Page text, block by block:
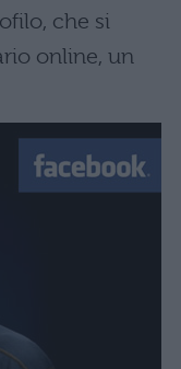
che si
online, un